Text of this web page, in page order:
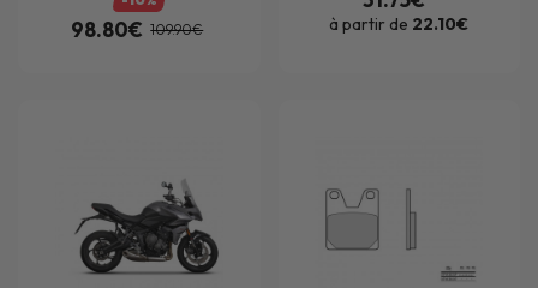
98.80€ 109.90€ à partir de 22.10€